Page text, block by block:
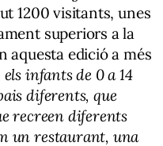
1200 visitants, unes
superiors a la
aquesta edició a més
els infants de 0 a 14
diferents, que
recreen diferents
un restaurant, una